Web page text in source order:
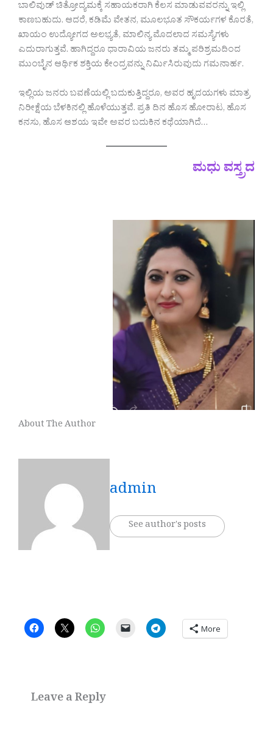
ಬಾಲಿವುಡ್ ಚಿತ್ರೋದ್ಯಮಕ್ಕೆ ಸಹಾಯಕರಾಗಿ ಕೆಲಸ ಮಾಡುವವರನ್ನು ಇಲ್ಲಿ
ಕಾಣಬಹುದು. ಆದರೆ, ಕಡಿಮೆ ವೇತನ, ಮೂಲಭೂತ ಸೌಕರ್ಯಗಳ ಕೊರತೆ,
ಖಾಯಂ ಉದ್ಯೋಗದ ಅಲಭ್ಯತೆ, ಮಾಲಿನ್ಯ ಮೊದಲಾದ ಸಮಸ್ಯೆಗಳು
ಎದುರಾಗುತ್ತವೆ. ಹಾಗಿದ್ದರೂ ಧಾರಾವಿಯ ಜನರು ತಮ್ಮ ಪರಿಶ್ರಮದಿಂದ
ಮುಂಬೈನ ಆರ್ಥಿಕ ಶಕ್ತಿಯ ಕೇಂದ್ರವನ್ನು ನಿರ್ಮಿಸಿರುವುದು ಗಮನಾರ್ಹ.
ಇಲ್ಲಿಯ ಜನರು ಬವಣೆಯಲ್ಲಿ ಬದುಕುತ್ತಿದ್ದರೂ, ಅವರ ಹೃದಯಗಳು ಮಾತ್ರ
ನಿರೀಕ್ಷೆಯ ಬೆಳಕಿನಲ್ಲಿ ಹೊಳೆಯುತ್ತವೆ. ಪ್ರತಿ ದಿನ ಹೊಸ ಹೋರಾಟ, ಹೊಸ
ಕನಸು, ಹೊಸ ಆಶಯ ಇವೇ ಅವರ ಬದುಕಿನ ಕಥೆಯಾಗಿದೆ…
ಮಧು ವಸ್ತ್ರದ
About The Author
admin
See author's posts
More
Leave a Reply